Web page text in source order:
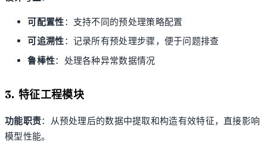
可配置性：支持不同的预处理策略配置
可追溯性：记录所有预处理步骤，便于问题排查
鲁棒性：处理各种异常数据情况
3. 特征工程模块
功能职责：从预处理后的数据中提取和构造有效特征，直接影响
模型性能。